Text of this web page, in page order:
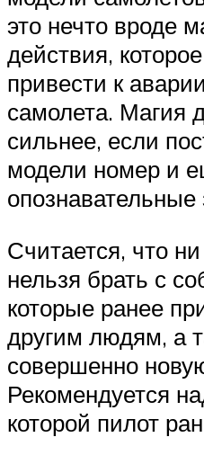
это нечто вроде
действия,
привести к
самолета. Магия
сильнее, если
модели номер и
опознавательные
Считается, что
нельзя брать с
которые ранее
другим людям, а
совершенно
Рекомендуется
которой пилот